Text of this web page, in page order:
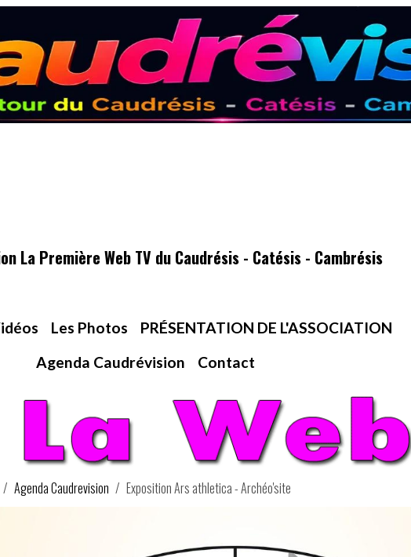
La Première Web TV du Caudrésis - Catésis - Cambrésis
Les Photos
PRÉSENTATION DE L'ASSOCIATION
Agenda Caudrévision
Contact
Agenda Caudrevision Exposition Ars athletica - Archéo'site